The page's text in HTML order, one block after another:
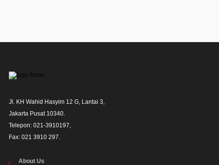
Jl. KH Wahid Hasyim 12 G, Lantai 3,
Jakarta Pusat 10340.
Telepon: 021-3910197,
Fax: 021 3910 297.
About Us